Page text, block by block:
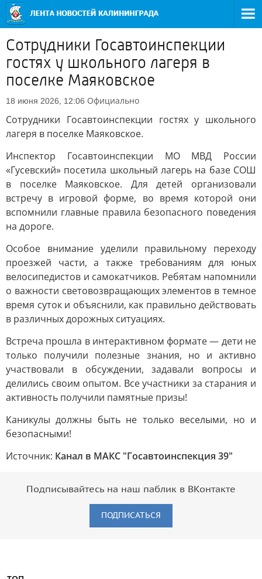
Сотрудники Госавтоинспекции
гостях у школьного лагеря в
поселке Маяковское
18 июня 2026, 12:06 Официально
Сотрудники Госавтоинспекции гостях у школьного
лагеря в поселке Маяковское.
Инспектор Госавтоинспекции МО МВД России
«Гусевский» посетила школьный лагерь на базе СОШ
в поселке Маяковское. Для детей организовали
встречу в игровой форме, во время которой они
вспомнили главные правила безопасного поведения
на дороге.
Особое внимание уделили правильному переходу
проезжей части, а также требованиям для юных
велосипедистов и самокатчиков. Ребятам напомнили
о важности световозвращающих элементов в темное
время суток и объяснили, как правильно действовать
в различных дорожных ситуациях.
Встреча прошла в интерактивном формате — дети не
только получили полезные знания, но и активно
участвовали в обсуждении, задавали вопросы и
делились своим опытом. Все участники за старания и
активность получили памятные призы!
Каникулы должны быть не только веселыми, но и
безопасными!
Источник: Канал в МАКС "Госавтоинспекция 39"
Подписывайтесь на наш паблик в ВКонтакте
ПОДПИСАТЬСЯ